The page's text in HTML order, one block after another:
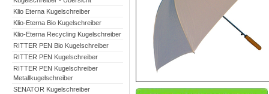
Klio Eterna Kugelschreiber
Klio-Eterna Bio Kugelschreiber
Klio-Eterna Recycling Kugelschreiber
RITTER PEN Bio Kugelschreiber
RITTER PEN Kugelschreiber
RITTER PEN Kugelschreiber
Metallkugelschreiber
SENATOR Kugelschreiber